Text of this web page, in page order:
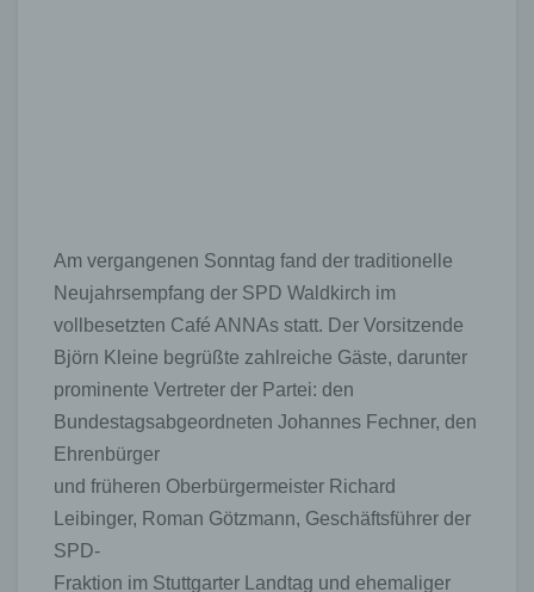
Am vergangenen Sonntag fand der traditionelle
Neujahrsempfang der SPD Waldkirch im
vollbesetzten Café ANNAs statt. Der Vorsitzende
Björn Kleine begrüßte zahlreiche Gäste, darunter
prominente Vertreter der Partei: den
Bundestagsabgeordneten Johannes Fechner, den
Ehrenbürger
und früheren Oberbürgermeister Richard
Leibinger, Roman Götzmann, Geschäftsführer der
SPD-
Fraktion im Stuttgarter Landtag und ehemaliger